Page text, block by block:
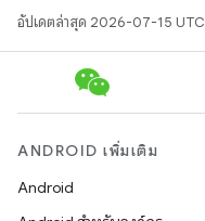
อัปเดตล่าสุด 2026-07-15 UTC
ANDROID เพิ่มเติม
Android